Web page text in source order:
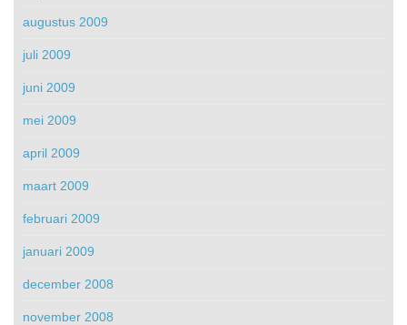
augustus 2009
juli 2009
juni 2009
mei 2009
april 2009
maart 2009
februari 2009
januari 2009
december 2008
november 2008